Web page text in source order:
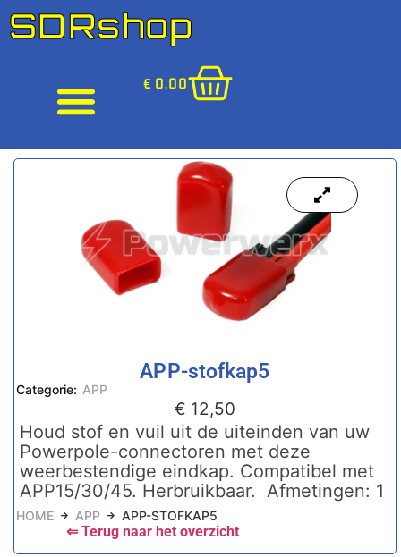
SDRshop
€ 0,00
APP-stofkap5
Categorie: APP
€ 12,50
Houd stof en vuil uit de uiteinden van uw
Powerpole-connectoren met deze
weerbestendige eindkap. Compatibel met
APP15/30/45. Herbruikbaar. Afmetingen: 1
HOME APP APP-STOFKAP5
⇐ Terug naar het overzicht